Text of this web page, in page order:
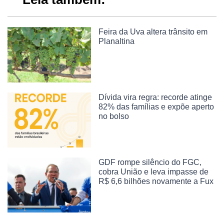
Feira da Uva altera trânsito em
Planaltina
Dívida vira regra: recorde atinge
82% das famílias e expõe aperto
no bolso
GDF rompe silêncio do FGC,
cobra União e leva impasse de
R$ 6,6 bilhões novamente a Fux